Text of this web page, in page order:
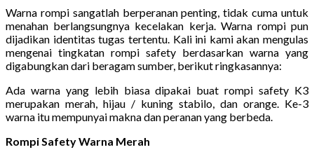
Warna rompi sangatlah berperanan penting, tidak cuma untuk
menahan berlangsungnya kecelakan kerja. Warna rompi pun
dijadikan identitas tugas tertentu. Kali ini kami akan mengulas
mengenai tingkatan rompi safety berdasarkan warna yang
digabungkan dari beragam sumber, berikut ringkasannya:
Ada warna yang lebih biasa dipakai buat rompi safety K3
merupakan merah, hijau / kuning stabilo, dan orange. Ke-3
warna itu mempunyai makna dan peranan yang berbeda.
Rompi Safety Warna Merah